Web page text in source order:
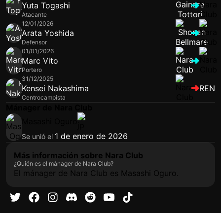
Yuta Togashi
Atacante
12/01/2026
Arata Yoshida
Defensor
01/01/2026
Marc Vito
Portero
31/12/2025
Kensei Nakashima
Centrocampista
REN
Se unió el 1 de enero de 2026
Más información sobre Nara Club
¿Quién es el mánager de Nara Club?
El mánager de Nara Club es Masashi Oguro.